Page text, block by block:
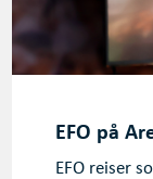
EFO på
EFO reiser